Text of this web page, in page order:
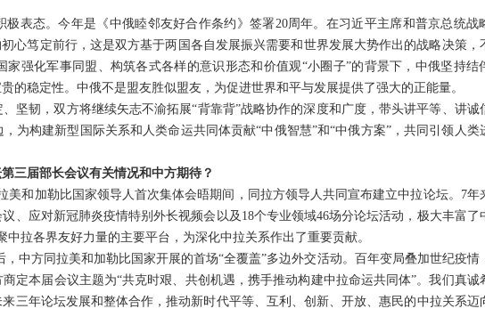
表态。今年是《中俄睦邻友好合作条约》签署20周年。在习近平主席和普京总统战
心笃定前行，这是双方基于两国各自发展振兴需要和世界发展大势作出的战略决策，
强化军事同盟、构筑各式各样的意识形态和价值观“小圈子”的背景下，中俄坚持结
的稳定性。中俄不是盟友胜似盟友，为促进世界和平与发展提供了强大的正能量。
坚韧，双方将继续矢志不渝拓展“背靠背”战略协作的深度和广度，带头讲平等、讲诚
为构建新型国际关系和人类命运共同体贡献“中俄智慧”和“中俄方案”，共同引领人类
三届部长会议有关情况和中方期待？
和加勒比国家领导人首次集体会晤期间，同拉方领导人共同宣布建立中拉论坛。7年
、应对新冠肺炎疫情特别外长视频会以及18个专业领域46场分论坛活动，极大丰富了
拉各界友好力量的主要平台，为深化中拉关系作出了重要贡献。
中方同拉美和加勒比国家开展的首场“全覆盖”多边外交活动。百年变局叠加世纪疫情
定本届会议主题为“共克时艰、共创机遇，携手推动构建中拉命运共同体”。我们真诚
三年论坛发展和整体合作，推动新时代平等、互利、创新、开放、惠民的中拉关系迈